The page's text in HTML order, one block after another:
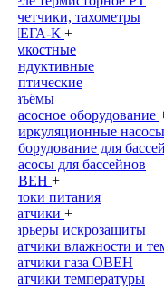
Счетчики, тахометры
МЕГА-К +
Емкостные
Индуктивные
Оптические
Раъёмы
Насосное оборудование
Циркуляционные насосы
Оборудование для
Насосы для бассейнов
ОВЕН +
Блоки питания
Датчики +
Барьеры искрозащиты
Датчики влажности и
Датчики газа ОВЕН
Датчики температуры